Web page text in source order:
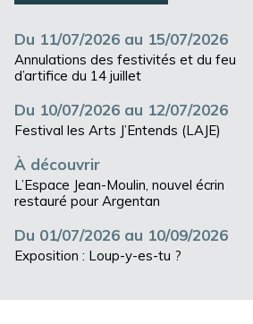
Du 11/07/2026 au 15/07/2026
Annulations des festivités et du feu
d’artifice du 14 juillet
Du 10/07/2026 au 12/07/2026
Festival les Arts J’Entends (LAJE)
À découvrir
L’Espace Jean-Moulin, nouvel écrin
restauré pour Argentan
Du 01/07/2026 au 10/09/2026
Exposition : Loup-y-es-tu ?